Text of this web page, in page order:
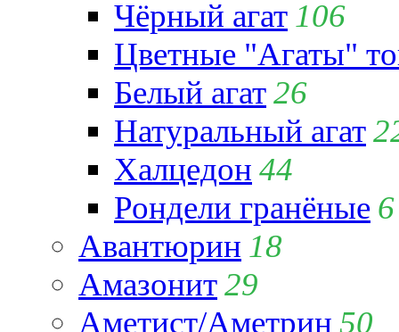
Чёрный агат 106
Цветные "Агаты"
Белый агат26
Натуральный агат
Халцедон 44
Рондели гранёные 6
Авантюрин 18
Амазонит29
Аметист/Аметрин 50